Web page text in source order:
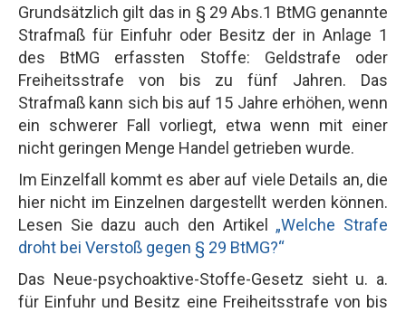
Grundsätzlich gilt das in § 29 Abs.1 BtMG genannte
Strafmaß für Einfuhr oder Besitz der in Anlage 1
des BtMG erfassten Stoffe: Geldstrafe oder
Freiheitsstrafe von bis zu fünf Jahren. Das
Strafmaß kann sich bis auf 15 Jahre erhöhen, wenn
ein schwerer Fall vorliegt, etwa wenn mit einer
nicht geringen Menge Handel getrieben wurde.
Im Einzelfall kommt es aber auf viele Details an, die
hier nicht im Einzelnen dargestellt werden können.
Lesen Sie dazu auch den Artikel „Welche Strafe
droht bei Verstoß gegen § 29 BtMG?“
Das Neue-psychoaktive-Stoffe-Gesetz sieht u. a.
für Einfuhr und Besitz eine Freiheitsstrafe von bis